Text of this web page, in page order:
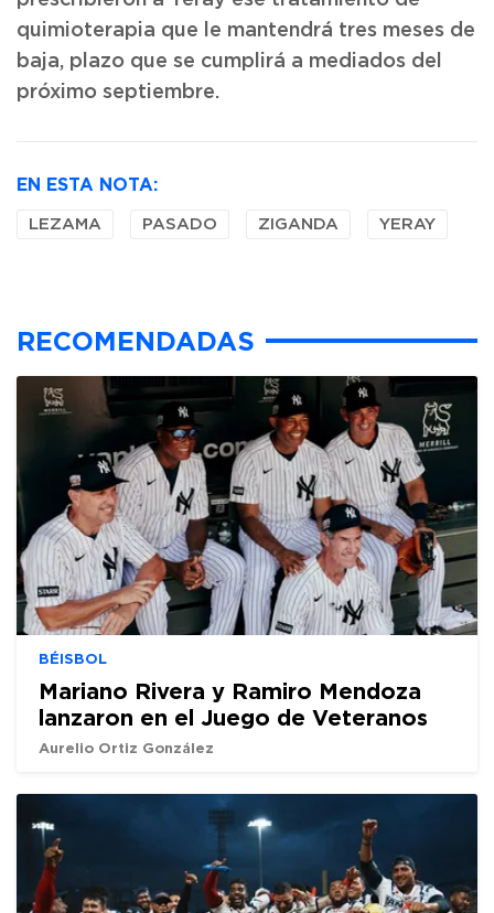
quimioterapia que le mantendrá tres meses de
baja, plazo que se cumplirá a mediados del
próximo septiembre.
EN ESTA NOTA:
LEZAMA PASADO ZIGANDA YERAY
RECOMENDADAS
BÉISBOL
Mariano Rivera y Ramiro Mendoza
lanzaron en el Juego de Veteranos
Aurelio Ortiz González